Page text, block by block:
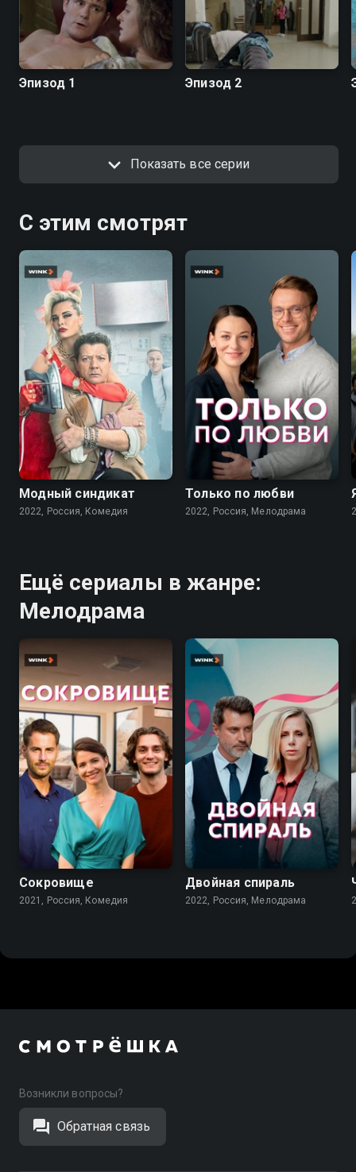
Эпизод 1 Эпизод 2
Показать все серии
С этим смотрят
7.6
Модный синдикат
2022, Россия, Комедия
Только по любви
2022, Россия, Мелодрама
Ещё сериалы в жанре:
Мелодрама
7.3
Сокровище
2021, Россия, Комедия
6.9
Двойная спираль
2022, Россия, Мелодрама
Возникли вопросы?
Обратная связь